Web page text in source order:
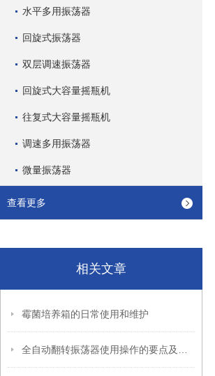
水平多用振荡器
回旋式振荡器
双层调速振荡器
回旋式大容量摇瓶机
往复式大容量摇瓶机
调速多用振荡器
微量振荡器
查看更多
相关文章
霉菌培养箱的日常使用和维护